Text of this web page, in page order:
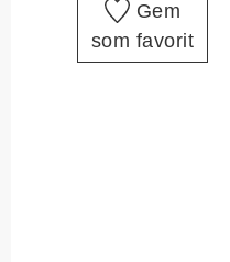
Gem
som favorit